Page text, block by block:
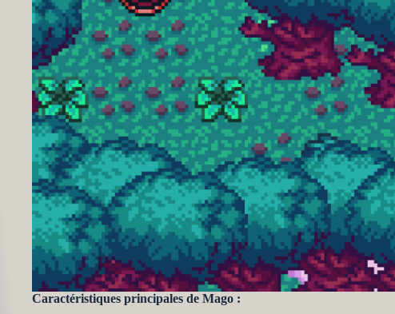
Caractéristiques principales de Mago :